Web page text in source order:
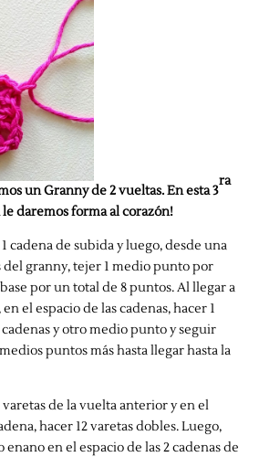
un Granny de 2 vueltas. En esta 3
ra
daremos forma al corazón!
cadena de subida y luego, desde una
del granny, tejer 1 medio punto por
por un total de 8 puntos. Al llegar a
el espacio de las cadenas, hacer 1
y otro medio punto y seguir
puntos más hasta llegar hasta la
varetas de la vuelta anterior y en el
hacer 12 varetas dobles. Luego,
en el espacio de las 2 cadenas de